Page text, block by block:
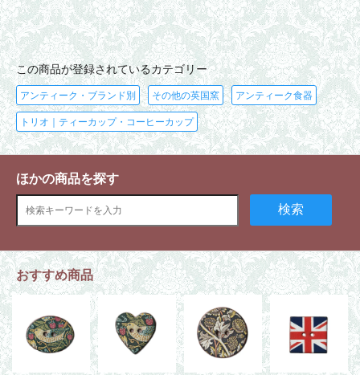
この商品が登録されているカテゴリー
アンティーク・ブランド別 その他の英国窯 アンティーク食器
トリオ｜ティーカップ・コーヒーカップ
ほかの商品を探す
検索
おすすめ商品